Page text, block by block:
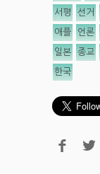
서평 선거
애플 언론
일본 종교
한국